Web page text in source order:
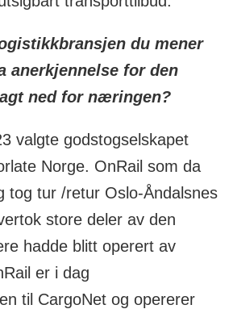
du mener
anerkjennelse for den
ned for næringen?
valgte godstogselskapet
Norge. OnRail som da
tog tur /retur Oslo-Åndalsnes
store deler av den
hadde blitt operert av
er i dag
til CargoNet og opererer